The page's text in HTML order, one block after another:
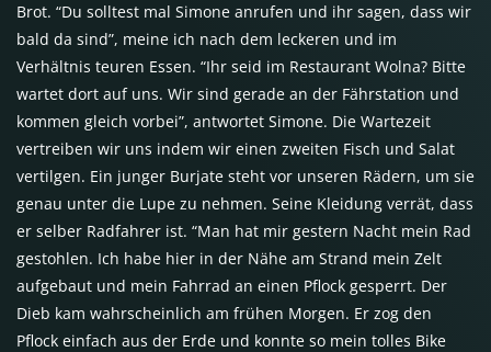
Brot. “Du solltest mal Simone anrufen und ihr sagen, dass wir
bald da sind”, meine ich nach dem leckeren und im
Verhältnis teuren Essen. “Ihr seid im Restaurant Wolna? Bitte
wartet dort auf uns. Wir sind gerade an der Fährstation und
kommen gleich vorbei”, antwortet Simone. Die Wartezeit
vertreiben wir uns indem wir einen zweiten Fisch und Salat
vertilgen. Ein junger Burjate steht vor unseren Rädern, um sie
genau unter die Lupe zu nehmen. Seine Kleidung verrät, dass
er selber Radfahrer ist. “Man hat mir gestern Nacht mein Rad
gestohlen. Ich habe hier in der Nähe am Strand mein Zelt
aufgebaut und mein Fahrrad an einen Pflock gesperrt. Der
Dieb kam wahrscheinlich am frühen Morgen. Er zog den
Pflock einfach aus der Erde und konnte so mein tolles Bike